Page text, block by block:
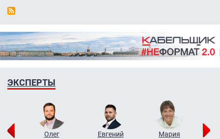
ЭКСПЕРТЫ
Олег
Евгений
Мария